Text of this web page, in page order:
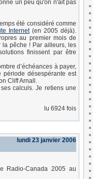
un peu qu'on n'ait pas
été considéré comme
Internet(en 2005 déjà).
au premier mois de
la pêche ! Par ailleurs, les
finissent par être
d’échéances à payer,
désespérante est
Cliff Arnall.
calculs. Je retiens une
lu 6924 fois
lundi 23 janvier 2006
Radio-Canada 2005 au